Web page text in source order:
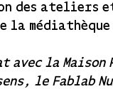
des ateliers
la médiathèque
avec la Maison
le Fablab